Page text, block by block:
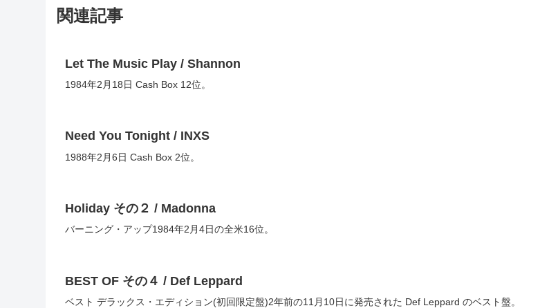
関連記事
Let The Music Play / Shannon
1984年2月18日 Cash Box 12位。
Need You Tonight / INXS
1988年2月6日 Cash Box 2位。
Holiday その２ / Madonna
バーニング・アップ1984年2月4日の全米16位。
BEST OF その４ / Def Leppard
ベスト デラックス・エディション(初回限定盤)2年前の11月10日に発売された Def Leppard のベスト盤。